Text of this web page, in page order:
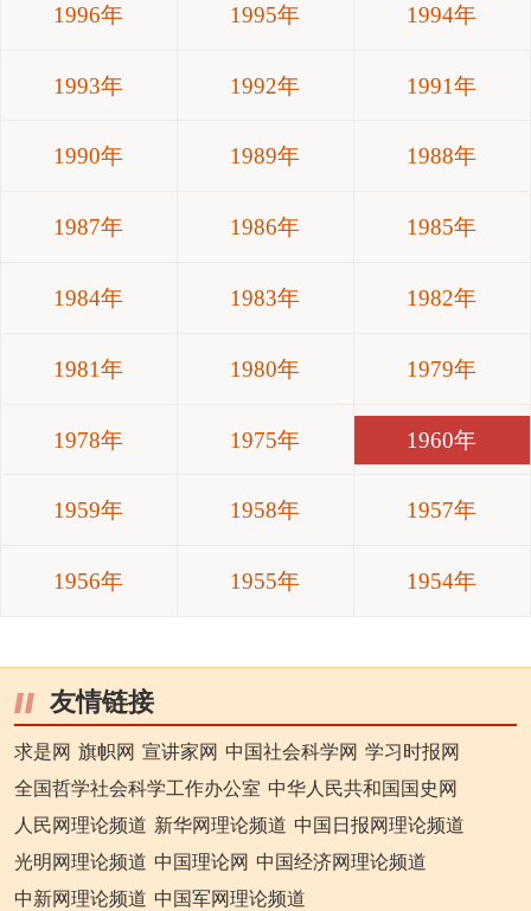
1996年 1995年 1994年
1993年 1992年 1991年
1990年 1989年 1988年
1987年 1986年 1985年
1984年 1983年 1982年
1981年 1980年 1979年
1978年 1975年 1960年
1959年 1958年 1957年
1956年 1955年 1954年
友情链接
求是网 旗帜网 宣讲家网 中国社会科学网 学习时报网
全国哲学社会科学工作办公室 中华人民共和国国史网
人民网理论频道 新华网理论频道 中国日报网理论频道
光明网理论频道 中国理论网 中国经济网理论频道
中新网理论频道 中国军网理论频道